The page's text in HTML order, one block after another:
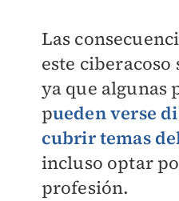
Las
este
ya que algunas
pueden verse
cubrir temas
incluso optar
profesión.